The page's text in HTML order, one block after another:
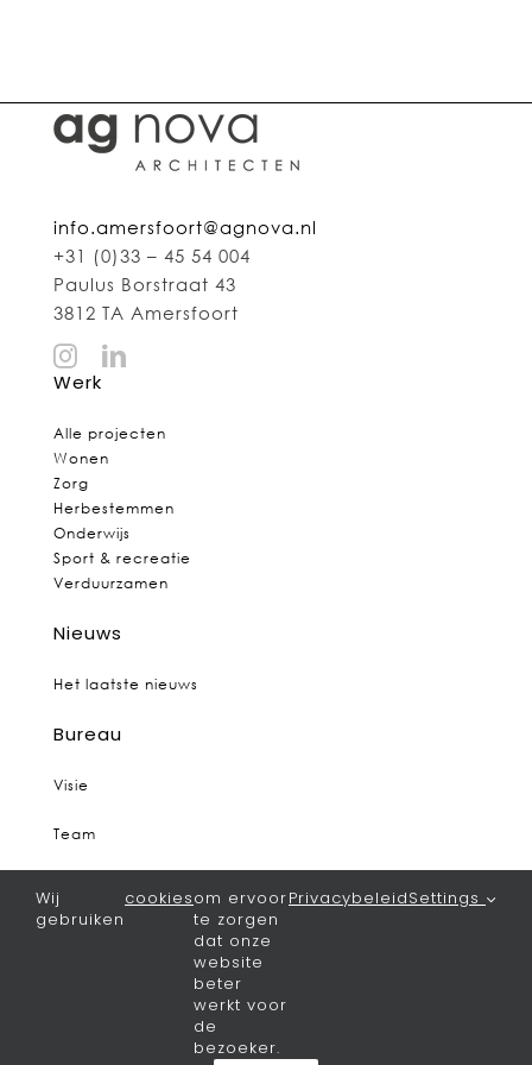
info.amersfoort@agnova.nl
+31 (0)33 – 45 54 004
Paulus Borstraat 43
3812 TA Amersfoort
Werk
Alle projecten
Wonen
Zorg
Herbestemmen
Onderwijs
Sport & recreatie
Verduurzamen
Nieuws
Het laatste nieuws
Bureau
Visie
Team
Contact
Wij
gebruiken
cookiesom ervoor
te zorgen
dat onze
website
beter
werkt voor
de
bezoeker.
PrivacybeleidSettings